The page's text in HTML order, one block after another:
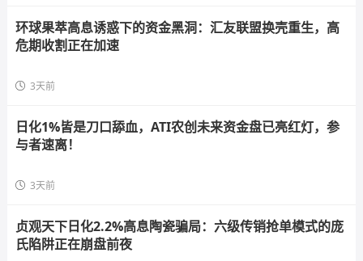
环球果萃高息诱惑下的资金黑洞：汇友联盟换壳重生，高
危期收割正在加速
3天前
日化1%皆是刀口舔血，ATI农创未来资金盘已亮红灯，参
与者速离！
3天前
贞观天下日化2.2%高息陶瓷骗局：六级传销抢单模式的庞
氏陷阱正在崩盘前夜